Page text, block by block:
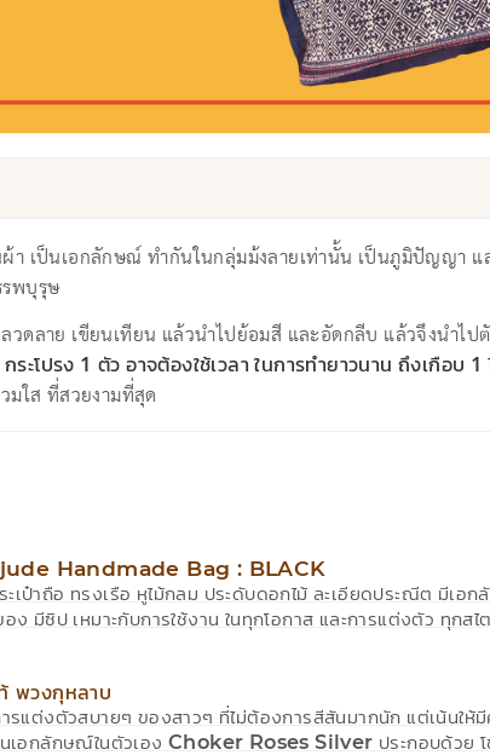
า เป็นเอกลักษณ์ ทํากันในกลุ่มม้งลายเท่านั้น เป็นภูมิปัญญา
พบุรุษ
วดลาย เขียนเทียน แล้วนําไปย้อมสี และอัดกลีบ แล้วจึงนําไป
กระโปรง 1 ตัว อาจต้องใช้เวลา ในการทํายาวนาน ถึงเกือบ 1
มใส ที่สวยงามที่สุด
Handmade Bag : BLACK
เป๋าถือ ทรงเรือ หูไม้กลม ประดับดอกไม้ ละเอียดประณีต มีเอก
อง มีซิป เหมาะกับการใช้งาน ในทุกโอกาส และการแต่งตัว ทุกส
พวงกุหลาบ
ารแต่งตัวสบายๆ ของสาวๆ ที่ไม่ต้องการสีสันมากนัก แต่เน้นให้มี
นเอกลักษณ์ในตัวเอง Choker Roses Silver ประกอบด้วย โ